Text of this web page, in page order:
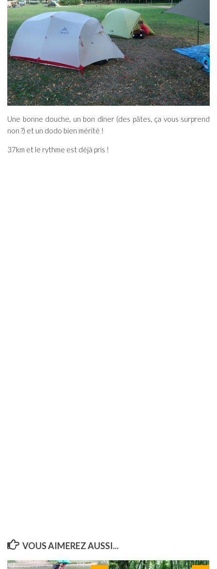
Une bonne douche, un bon dîner (des pâtes, ça vous surprend
non ?) et un dodo bien mérité !
37km et le rythme est déjà pris !
VOUS AIMEREZ AUSSI...